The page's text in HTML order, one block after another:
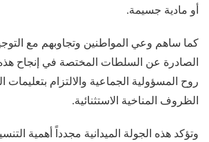
أو مادية جسيمة.
كما ساهم وعي المواطنين وتجاوبهم مع
الصادرة عن السلطات المختصة في إنجاح هذه
روح المسؤولية الجماعية والالتزام بتعليمات
الظروف المناخية الاستثنائية.
وتؤكد هذه الجولة الميدانية مجدداً أهمية